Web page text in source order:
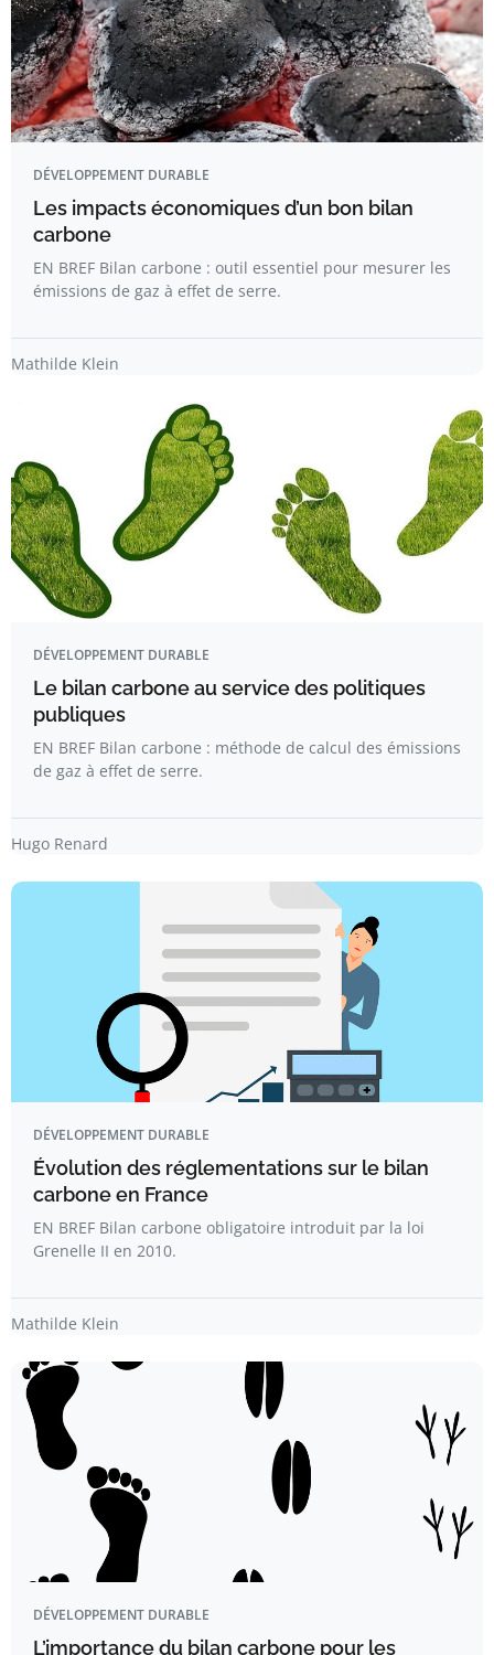
DÉVELOPPEMENT DURABLE
Les impacts économiques d’un bon bilan
carbone
EN BREF Bilan carbone : outil essentiel pour mesurer les
émissions de gaz à effet de serre.
Mathilde Klein
DÉVELOPPEMENT DURABLE
Le bilan carbone au service des politiques
publiques
EN BREF Bilan carbone : méthode de calcul des émissions
de gaz à effet de serre.
Hugo Renard
DÉVELOPPEMENT DURABLE
Évolution des réglementations sur le bilan
carbone en France
EN BREF Bilan carbone obligatoire introduit par la loi
Grenelle II en 2010.
Mathilde Klein
DÉVELOPPEMENT DURABLE
L’importance du bilan carbone pour les